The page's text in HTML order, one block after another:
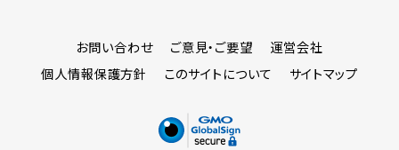
お問い合わせ ご意見・ご要望
運営会社
個人情報保護方針
このサイトについて サイトマップ